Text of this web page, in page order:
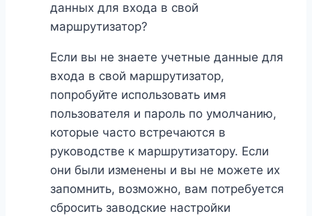
данных для входа в свой
маршрутизатор?
Если вы не знаете учетные данные для
входа в свой маршрутизатор,
попробуйте использовать имя
пользователя и пароль по умолчанию,
которые часто встречаются в
руководстве к маршрутизатору. Если
они были изменены и вы не можете их
запомнить, возможно, вам потребуется
сбросить заводские настройки